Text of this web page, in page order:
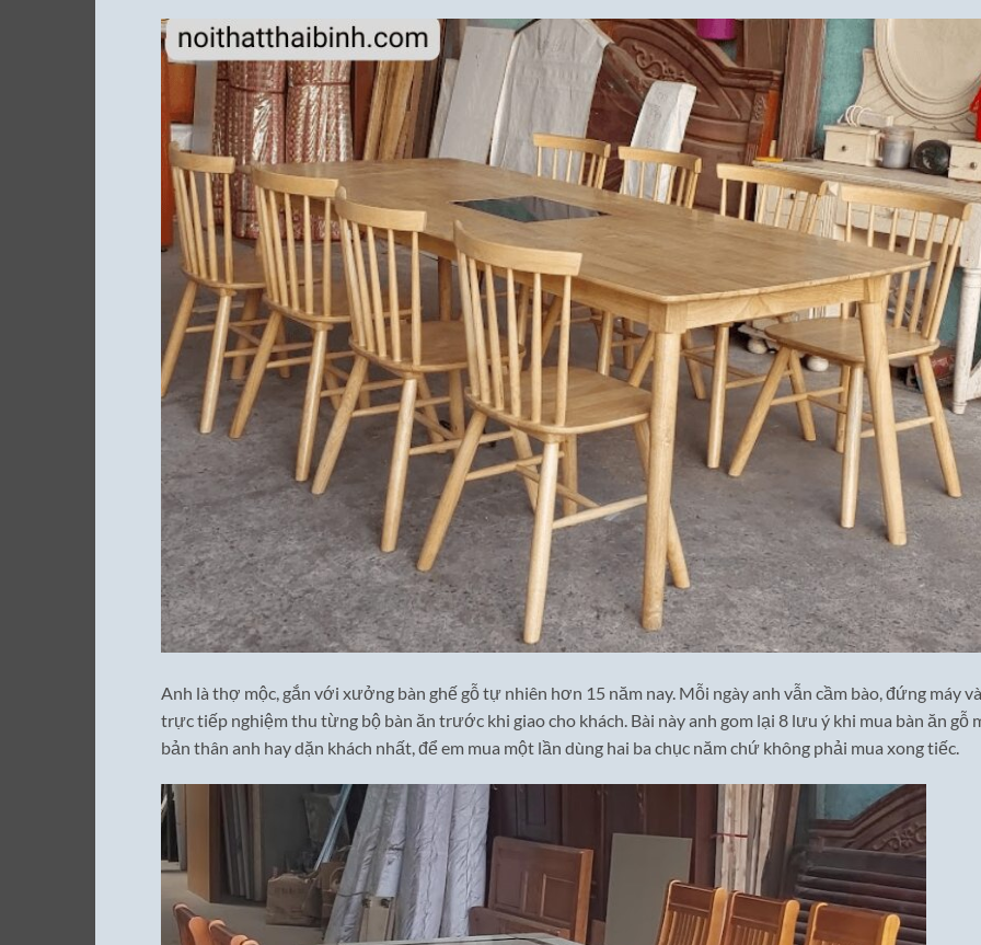
Anh là thợ mộc, gắn với xưởng bàn ghế gỗ tự nhiên hơn 15 năm nay. Mỗi ngày anh vẫn cầm bào, đứng máy và
trực tiếp nghiệm thu từng bộ bàn ăn trước khi giao cho khách. Bài này anh gom lại 8 lưu ý khi mua bàn ăn gỗ
bản thân anh hay dặn khách nhất, để em mua một lần dùng hai ba chục năm chứ không phải mua xong tiếc.